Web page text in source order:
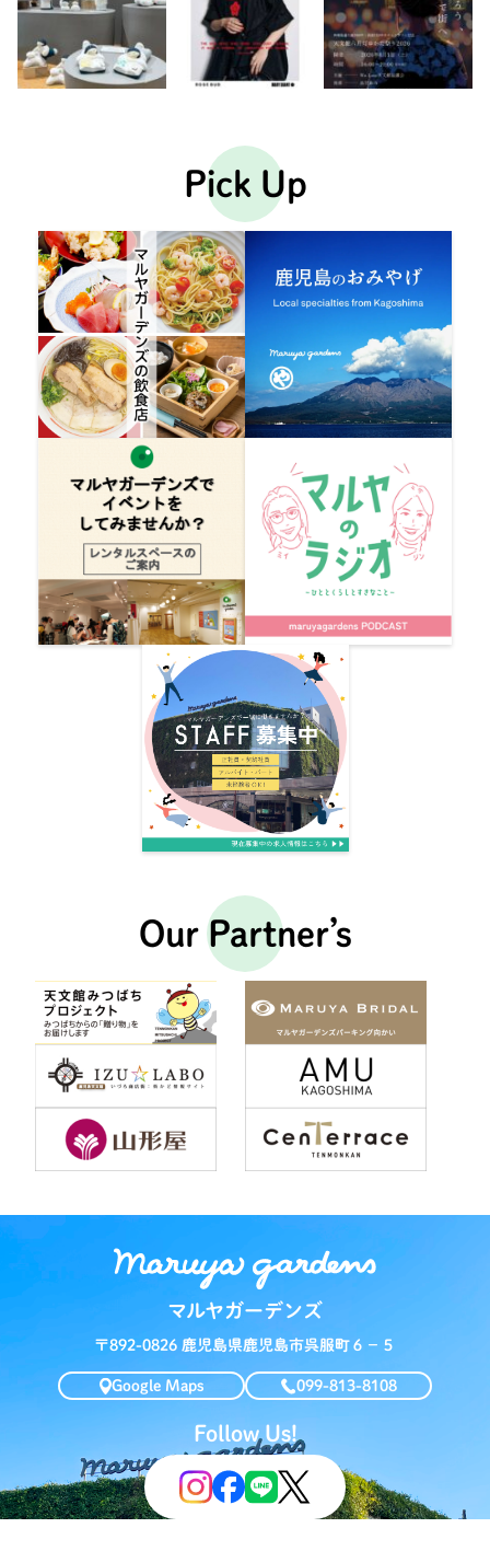
Pick Up
Our Partner’s
マルヤガーデンズ
〒892-0826 鹿児島県鹿児島市呉服町６−５
Google Maps 099-813-8108
Follow Us!